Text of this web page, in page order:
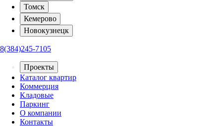
Томск
Кемерово
Новокузнецк
8(384)245-7105
Проекты
Каталог квартир
Коммерция
Кладовые
Паркинг
О компании
Контакты